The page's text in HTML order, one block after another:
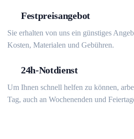
Festpreisangebot
Sie erhalten von uns ein günstiges
Kosten, Materialen und Gebühren.
24h-Notdienst
Um Ihnen schnell helfen zu können,
Tag, auch an Wochenenden und